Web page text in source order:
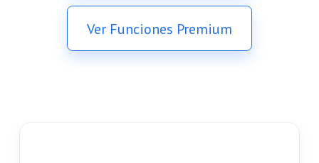
Ver Funciones Premium